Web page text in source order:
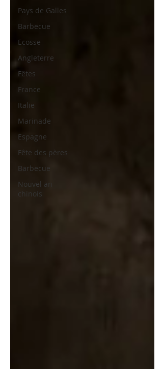
Pays de Galles
Barbecue
Ecosse
Angleterre
Fêtes
France
Italie
Marinade
Espagne
Fête des pères
Barbecue
Nouvel an
chinois